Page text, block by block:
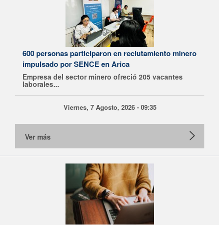
600 personas participaron en reclutamiento minero
impulsado por SENCE en Arica
Empresa del sector minero ofreció 205 vacantes
laborales...
Viernes, 7 Agosto, 2026 - 09:35
Ver más